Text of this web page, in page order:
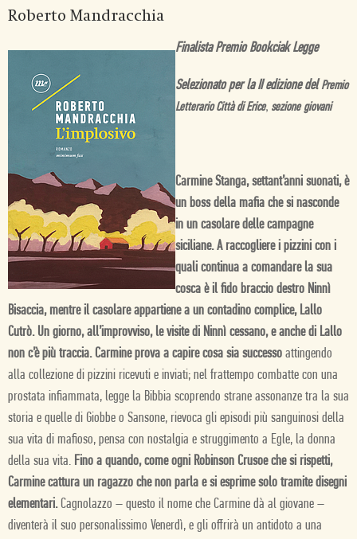
Roberto Mandracchia
Finalista Premio Bookciak Legge
Selezionato per la II edizione delPremio
Letterario Città di Erice, sezione giovani
Carmine Stanga, settant’anni suonati, è
un boss della mafia che si nasconde
in un casolare delle campagne
siciliane. A raccogliere i pizzini con i
quali continua a comandare la sua
cosca è il fido braccio destro Ninnì
Bisaccia, mentre il casolare appartiene a un contadino complice, Lallo
Cutrò. Un giorno, all’improvviso, le visite di Ninnì cessano, e anche di Lallo
non c’è più traccia. Carmine prova a capire cosa sia successo attingendo
alla collezione di pizzini ricevuti e inviati; nel frattempo combatte con una
prostata infiammata, legge la Bibbia scoprendo strane assonanze tra la sua
storia e quelle di Giobbe o Sansone, rievoca gli episodi più sanguinosi della
sua vita di mafioso, pensa con nostalgia e struggimento a Egle, la donna
della sua vita. Fino a quando, come ogni Robinson Crusoe che si rispetti,
Carmine cattura un ragazzo che non parla e si esprime solo tramite disegni
elementari.Cagnolazzo – questo il nome che Carmine dà al giovane –
diventerà il suo personalissimo Venerdì, e gli offrirà un antidoto a una